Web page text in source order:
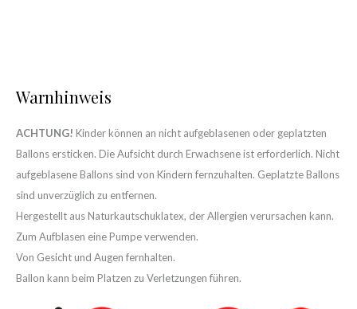
Warnhinweis
ACHTUNG! Kinder können an nicht aufgeblasenen oder geplatzten
Ballons ersticken. Die Aufsicht durch Erwachsene ist erforderlich. Nicht
aufgeblasene Ballons sind von Kindern fernzuhalten. Geplatzte Ballons
sind unverzüglich zu entfernen.
Hergestellt aus Naturkautschuklatex, der Allergien verursachen kann.
Zum Aufblasen eine Pumpe verwenden.
Von Gesicht und Augen fernhalten.
Ballon kann beim Platzen zu Verletzungen führen.